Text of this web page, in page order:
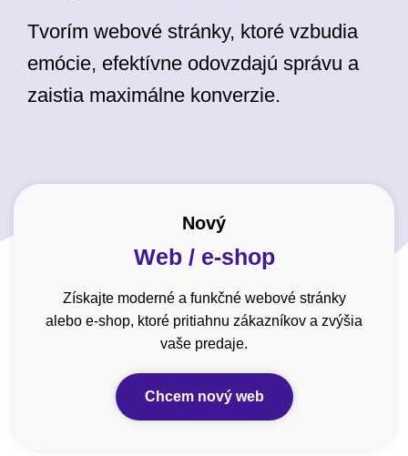
Tvorím webové stránky, ktoré vzbudia
emócie, efektívne odovzdajú správu a
zaistia maximálne konverzie.
Nový
Web / e-shop
Získajte moderné a funkčné webové stránky
alebo e-shop, ktoré pritiahnu zákazníkov a zvýšia
vaše predaje.
Chcem nový web